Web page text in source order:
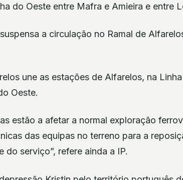
do Oeste entre Mafra e Amieira e entre
a circulação no Ramal de
une as estações de Alfarelos, na
Oeste.
estão a afetar a normal exploração
das equipas no terreno para a
do serviço”, refere ainda a IP.